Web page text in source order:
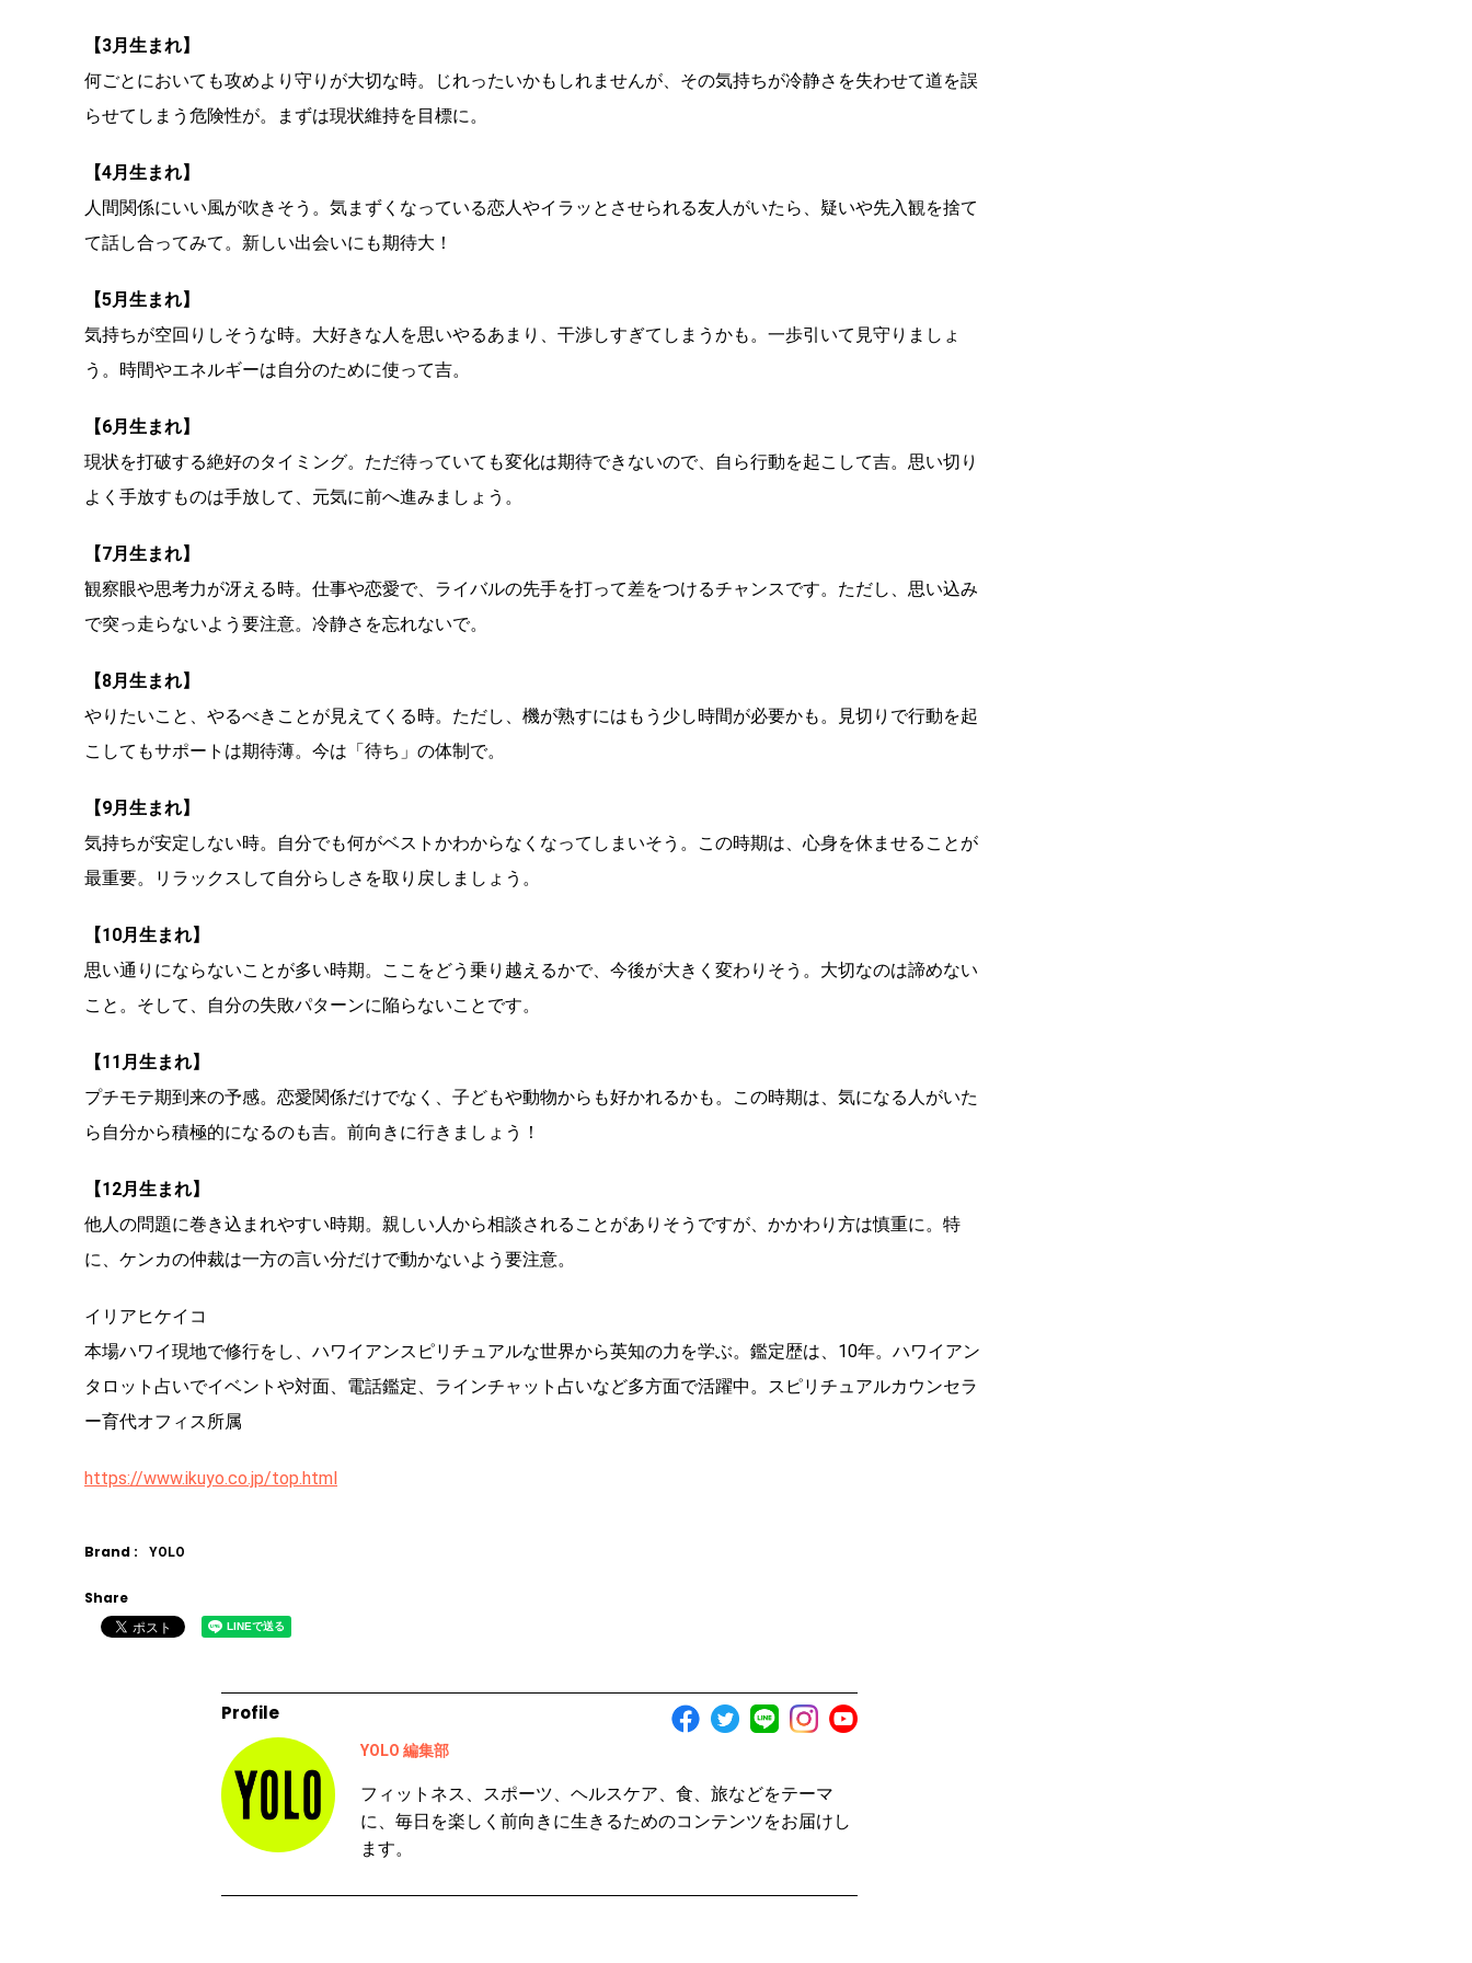
【3月生まれ】
何ごとにおいても攻めより守りが大切な時。じれったいかもしれませんが、その気持ちが冷静さを失わせて道を誤
らせてしまう危険性が。まずは現状維持を目標に。
【4月生まれ】
人間関係にいい風が吹きそう。気まずくなっている恋人やイラッとさせられる友人がいたら、疑いや先入観を捨て
て話し合ってみて。新しい出会いにも期待大！
【5月生まれ】
気持ちが空回りしそうな時。大好きな人を思いやるあまり、干渉しすぎてしまうかも。一歩引いて見守りましょ
う。時間やエネルギーは自分のために使って吉。
【6月生まれ】
現状を打破する絶好のタイミング。ただ待っていても変化は期待できないので、自ら行動を起こして吉。思い切り
よく手放すものは手放して、元気に前へ進みましょう。
【7月生まれ】
観察眼や思考力が冴える時。仕事や恋愛で、ライバルの先手を打って差をつけるチャンスです。ただし、思い込み
で突っ走らないよう要注意。冷静さを忘れないで。
【8月生まれ】
やりたいこと、やるべきことが見えてくる時。ただし、機が熟すにはもう少し時間が必要かも。見切りで行動を起
こしてもサポートは期待薄。今は「待ち」の体制で。
【9月生まれ】
気持ちが安定しない時。自分でも何がベストかわからなくなってしまいそう。この時期は、心身を休ませることが
最重要。リラックスして自分らしさを取り戻しましょう。
【10月生まれ】
思い通りにならないことが多い時期。ここをどう乗り越えるかで、今後が大きく変わりそう。大切なのは諦めない
こと。そして、自分の失敗パターンに陥らないことです。
【11月生まれ】
プチモテ期到来の予感。恋愛関係だけでなく、子どもや動物からも好かれるかも。この時期は、気になる人がいた
ら自分から積極的になるのも吉。前向きに行きましょう！
【12月生まれ】
他人の問題に巻き込まれやすい時期。親しい人から相談されることがありそうですが、かかわり方は慎重に。特
に、ケンカの仲裁は一方の言い分だけで動かないよう要注意。
イリアヒケイコ
本場ハワイ現地で修行をし、ハワイアンスピリチュアルな世界から英知の力を学ぶ。鑑定歴は、10年。ハワイアン
タロット占いでイベントや対面、電話鑑定、ラインチャット占いなど多方面で活躍中。スピリチュアルカウンセラ
ー育代オフィス所属
https://www.ikuyo.co.jp/top.html
Brand : YOLO
Share
Profile
YOLO 編集部
フィットネス、スポーツ、ヘルスケア、食、旅などをテーマ
に、毎日を楽しく前向きに生きるためのコンテンツをお届けし
ます。